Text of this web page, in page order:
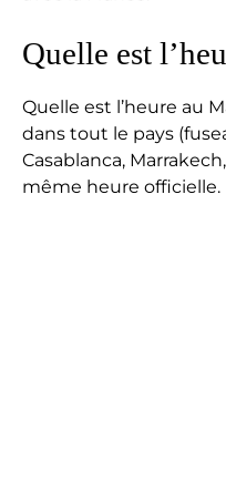
Quelle est
Quelle est l’heure au
dans tout le pays
Casablanca,
même heure officielle.